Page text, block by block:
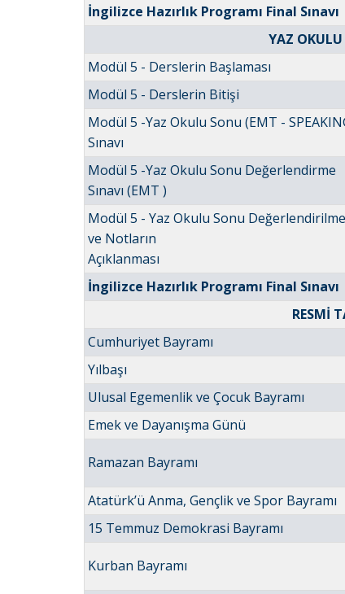
İngilizce Hazırlık Programı Final Sınavı
YAZ
Modül 5 - Derslerin Başlaması
Modül 5 - Derslerin Bitişi
Modül 5 -Yaz Okulu Sonu (EMT -
Sınavı
Modül 5 -Yaz Okulu Sonu Değerlendirme
Sınavı (EMT )
Modül 5 - Yaz Okulu Sonu
ve Notların
Açıklanması
İngilizce Hazırlık Programı Final Sınavı
RESMİ
Cumhuriyet Bayramı
Yılbaşı
Ulusal Egemenlik ve Çocuk Bayramı
Emek ve Dayanışma Günü
Ramazan Bayramı
Atatürk’ü Anma, Gençlik ve Spor Bayramı
15 Temmuz Demokrasi Bayramı
Kurban Bayramı